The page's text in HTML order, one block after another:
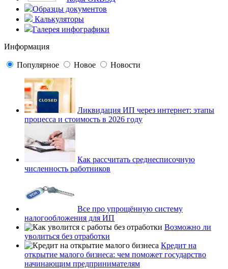
Образцы документов
Калькуляторы
Галерея инфографики
Информация
Популярное Новое Новости
Ликвидация ИП через интернет: этапы
процесса и стоимость в 2026 году
Как рассчитать среднесписочную
численность работников
Все про упрощённую систему
налогообложения для ИП
Возможно ли
уволиться без отработки
Кредит на
открытие малого бизнеса: чем поможет государство
начинающим предпринимателям